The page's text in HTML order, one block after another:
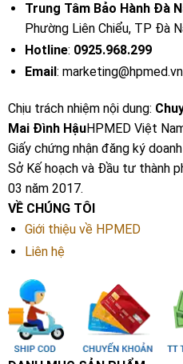
Trung Tâm Bảo Hành Đà
Phường Liên Chiểu, TP Đà
Hotline: 0925.968.299
Email : marketing@hpmed.vn
Chịu trách nhiệm nội dung:
Mai Đình HậuHPMED Việt
Giấy chứng nhận đăng ký
Sở Kế hoạch và Đầu tư thành
03 năm 2017.
VỀ CHÚNG TÔI
Giới thiệu về HPMED
Liên hệ